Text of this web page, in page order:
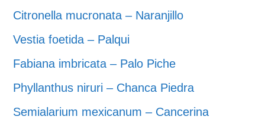
Citronella mucronata – Naranjillo
Vestia foetida – Palqui
Fabiana imbricata – Palo Piche
Phyllanthus niruri – Chanca Piedra
Semialarium mexicanum – Cancerina